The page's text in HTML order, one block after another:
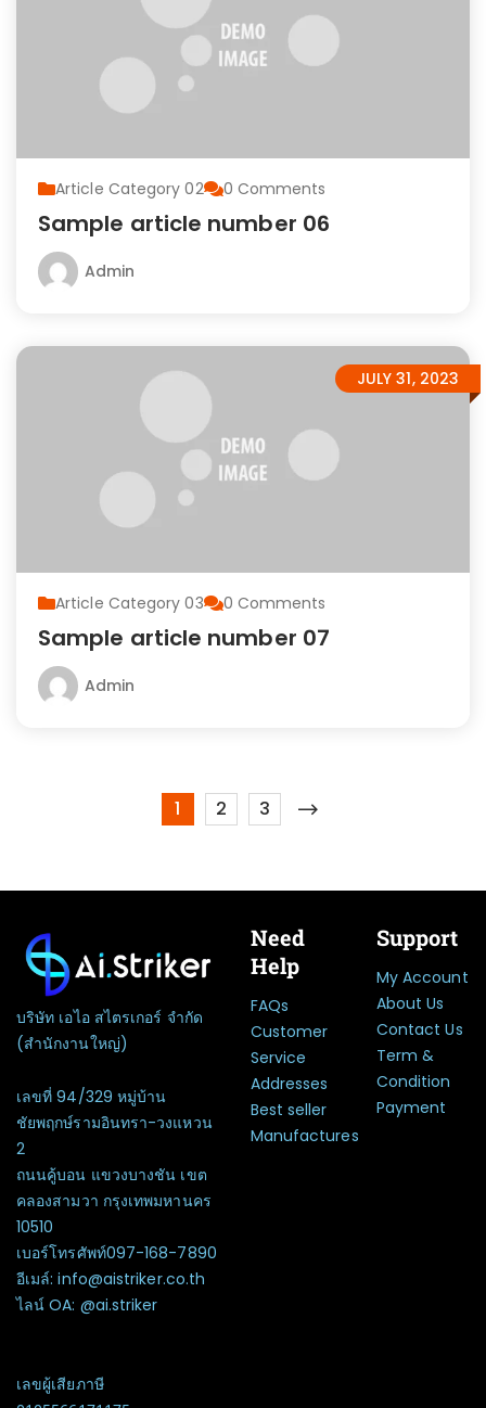
Article Category 02 0 Comments
Sample article number 06
Admin
JULY 31, 2023
Article Category 03 0 Comments
Sample article number 07
Admin
1 2 3
บริษัท เอไอ สไตรเกอร์ จำกัด
(สำนักงานใหญ่)
เลขที่ 94/329 หมู่บ้าน
ชัยพฤกษ์รามอินทรา-วงแหวน
2
ถนนคู้บอน แขวงบางชัน เขต
คลองสามวา กรุงเทพมหานคร
10510
เบอร์โทรศัพท์097-168-7890
อีเมล์: info@aistriker.co.th
ไลน์ OA: @ai.striker
เลขผู้เสียภาษี
Need
Help
FAQs
Customer
Service
Addresses
Best seller
Manufactures
Support
My Account
About Us
Contact Us
Term &
Condition
Payment